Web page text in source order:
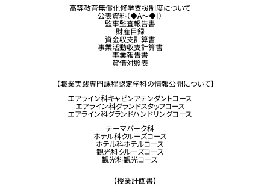
高等教育無償化修学支援制度について
公表資料（◆A～◆I）
監事監査報告書
財産目録
資金収支計算書
事業活動収支計算書
事業報告書
貸借対照表
【職業実践専門課程認定学科の情報公開について】
エアライン科キャビンアテンダントコース
エアライン科グランドスタッフコース
エアライン科グランドハンドリングコース
テーマパーク科
ホテル科クルーズコース
ホテル科ホテルコース
観光科クルーズコース
観光科観光コース
【授業計画書】